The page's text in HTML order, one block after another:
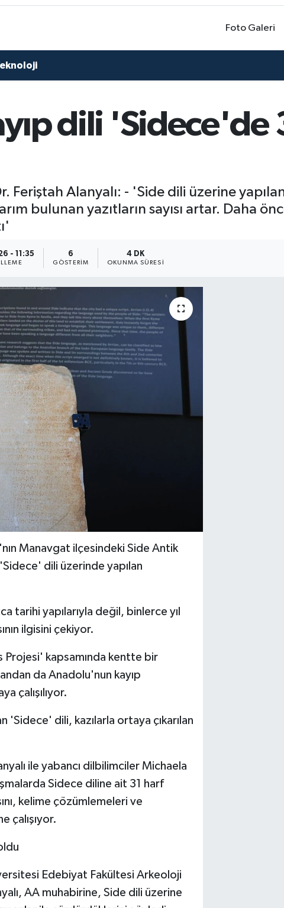
Foto Galeri
dili 'Sidece'de
Feriştah Alanyalı: - 'Side dili üzerine
bulunan yazıtların sayısı artar. Daha
- 11:35 6
GÖSTERIM
4 DK
OKUNMA SÜRESI
Manavgat ilçesindeki Side Antik
dili üzerinde yapılan
tarihi yapılarıyla değil, binlerce yıl
ilgisini çekiyor.
Projesi' kapsamında kentte bir
da Anadolu'nun kayıp
çalışılıyor.
'Sidece' dili, kazılarla ortaya çıkarılan
ile yabancı dilbilimciler Michaela
Sidece diline ait 31 harf
kelime çözümlemeleri ve
çalışıyor.
Edebiyat Fakültesi Arkeoloji
AA muhabirine, Side dili üzerine